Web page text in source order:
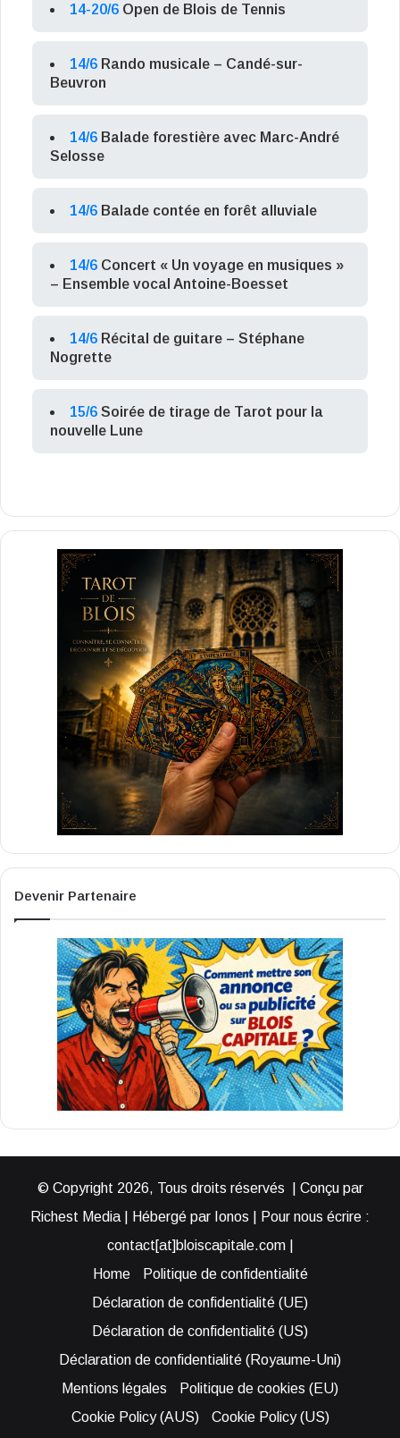
14-20/6 Open de Blois de Tennis
14/6 Rando musicale – Candé-sur-
Beuvron
14/6 Balade forestière avec Marc-André
Selosse
14/6 Balade contée en forêt alluviale
14/6 Concert « Un voyage en musiques »
– Ensemble vocal Antoine-Boesset
14/6 Récital de guitare – Stéphane
Nogrette
15/6 Soirée de tirage de Tarot pour la
nouvelle Lune
Devenir Partenaire
© Copyright 2026, Tous droits réservés | Conçu par
Richest Media | Hébergé par Ionos | Pour nous écrire :
contact[at]bloiscapitale.com |
Home
Politique de confidentialité
Déclaration de confidentialité (UE)
Déclaration de confidentialité (US)
Déclaration de confidentialité (Royaume-Uni)
Mentions légales
Politique de cookies (EU)
Cookie Policy (AUS)
Cookie Policy (US)